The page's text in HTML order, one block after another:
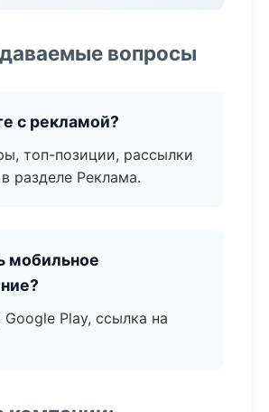
вопросы
с рекламой?
топ-позиции, рассылки
разделе Реклама.
мобильное
Play, ссылка на